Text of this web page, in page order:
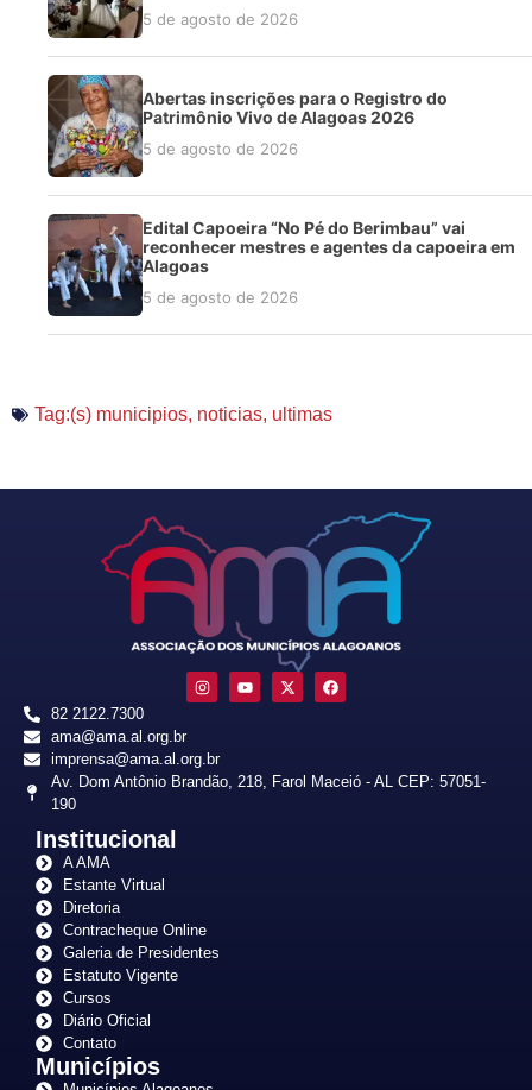
5 de agosto de 2026
Abertas inscrições para o Registro do
Patrimônio Vivo de Alagoas 2026
5 de agosto de 2026
Edital Capoeira “No Pé do Berimbau” vai
reconhecer mestres e agentes da capoeira em
Alagoas
5 de agosto de 2026
Tag:(s) municipios, noticias, ultimas
82 2122.7300
ama@ama.al.org.br
imprensa@ama.al.org.br
Av. Dom Antônio Brandão, 218, Farol Maceió - AL CEP: 57051-
190
Institucional
A AMA
Estante Virtual
Diretoria
Contracheque Online
Galeria de Presidentes
Estatuto Vigente
Cursos
Diário Oficial
Contato
Municípios